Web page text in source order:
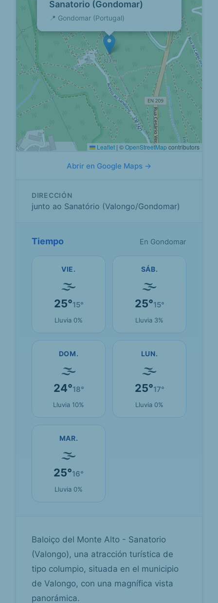
Sanatorio (Gondomar)
📍 Gondomar (Portugal)
Leaflet | ©OpenStreetMapcontributors
Abrir en Google Maps →
DIRECCIÓN
junto ao Sanatório (Valongo/Gondomar)
Tiempo En Gondomar
VIE.
🌫
25°15°
Lluvia 0%
SÁB.
🌫
25°15°
Lluvia 3%
DOM.
🌫
24°18°
Lluvia 10%
LUN.
🌫
25°17°
Lluvia 0%
MAR.
🌫
25°16°
Lluvia 0%
Baloiço del Monte Alto - Sanatorio
(Valongo), una atracción turística de
tipo columpio, situada en el municipio
de Valongo, con una magnífica vista
panorámica.